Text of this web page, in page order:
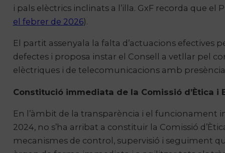
i pals elèctrics inclinats a l’illa. GxF recorda que
el febrer de 2026).
El partit assenyala la falta d’actuacions
defectes i proposa instar el Consell a vetllar pel
elèctriques i de telecomunicacions amb presència
Constitució immediata de la Comissió d’Ètica i
En l’àmbit de la transparència i el funcionament
2024, no s’ha arribat a constituir la Comissió
mecanismes de control, supervisió i seguiment